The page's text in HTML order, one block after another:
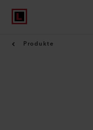
Produkte